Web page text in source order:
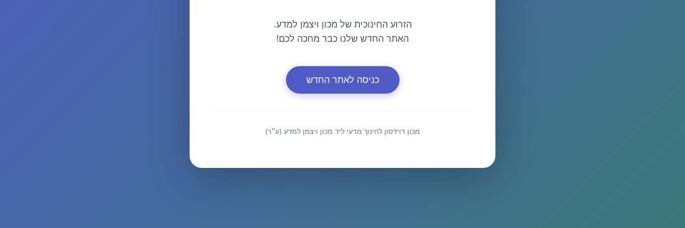
הזרוע החינוכית של מכון ויצמן למדע.
האתר החדש שלנו כבר מחכה לכם!
כניסה לאתר החדש
מכון דוידסון לחינוך מדעי ליד מכון ויצמן למדע (ע״ר)